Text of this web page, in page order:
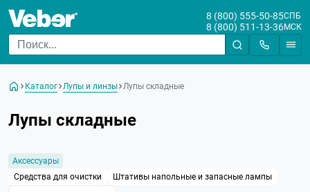
8 (800) 555-50-85СПБ
8 (800) 511-13-36МСК
Каталог Лупы и линзы Лупы складные
Лупы складные
Аксессуары
Средства для очистки
Штативы напольные и запасные лампы
Цена
От
До
Назначение
Для рукоделия
Измерительная